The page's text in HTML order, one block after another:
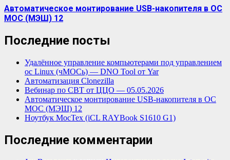
Автоматическое монтирование USB-накопителя в ОС
МОС (МЭШ) 12
Последние посты
Удалённое управление компьютерами под управлением
ос Linux (чМОСь) — DNO Tool от Yar
Автоматизация Clonezilla
Вебинар по СВТ от ЦЦО — 05.05.2026
Автоматическое монтирование USB-накопителя в ОС
МОС (МЭШ) 12
Ноутбук МосТех (iCL RAYBook S1610 G1)
Последние комментарии